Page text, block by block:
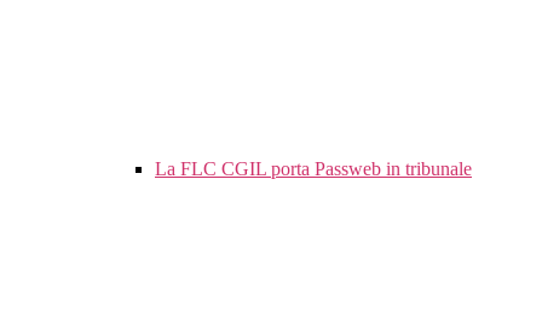
La FLC CGIL porta Passweb in tribunale